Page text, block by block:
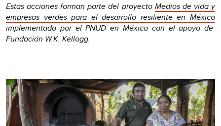
Estas acciones forman parte del proyecto Medios de vida y
empresas verdes para el desarrollo resiliente en México
implementado por el PNUD en México con el apoyo de
Fundación W.K. Kellogg.